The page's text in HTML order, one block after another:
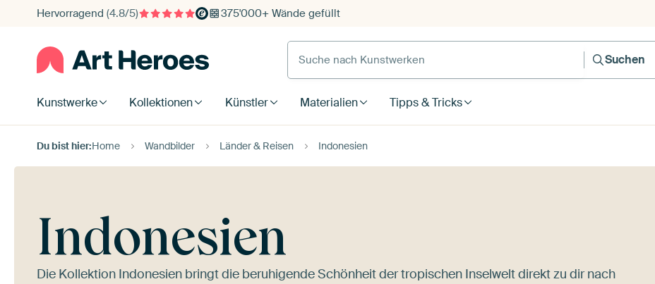
Hervorragend (4.8/5) 375'000+ Wände gefüllt
Suche nach Kunstwerken
Suchen
Kunstwerke Kollektionen Künstler Materialien Tipps & Tricks
Du bist hier:Home Wandbilder Länder & Reisen Indonesien
Indonesien
Die Kollektion Indonesien bringt die beruhigende Schönheit der tropischen Inselwelt direkt zu dir nach